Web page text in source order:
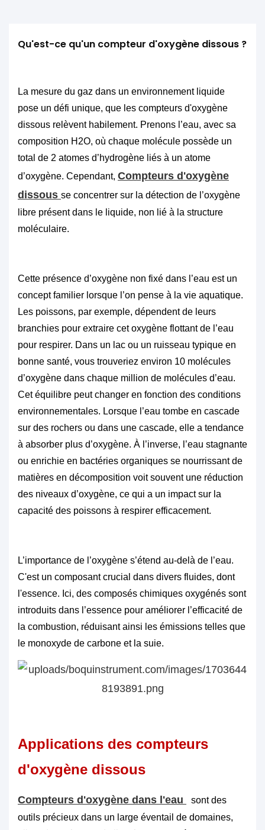
Qu'est-ce qu'un compteur d'oxygène dissous ?
La mesure du gaz dans un environnement liquide
pose un défi unique, que les compteurs d'oxygène
dissous relèvent habilement. Prenons l’eau, avec sa
composition H2O, où chaque molécule possède un
total de 2 atomes d’hydrogène liés à un atome
d’oxygène. Cependant, Compteurs d'oxygène
dissous se concentrer sur la détection de l’oxygène
libre présent dans le liquide, non lié à la structure
moléculaire.
Cette présence d’oxygène non fixé dans l’eau est un
concept familier lorsque l’on pense à la vie aquatique.
Les poissons, par exemple, dépendent de leurs
branchies pour extraire cet oxygène flottant de l’eau
pour respirer. Dans un lac ou un ruisseau typique en
bonne santé, vous trouveriez environ 10 molécules
d’oxygène dans chaque million de molécules d’eau.
Cet équilibre peut changer en fonction des conditions
environnementales. Lorsque l’eau tombe en cascade
sur des rochers ou dans une cascade, elle a tendance
à absorber plus d’oxygène. À l’inverse, l’eau stagnante
ou enrichie en bactéries organiques se nourrissant de
matières en décomposition voit souvent une réduction
des niveaux d’oxygène, ce qui a un impact sur la
capacité des poissons à respirer efficacement.
L’importance de l’oxygène s’étend au-delà de l’eau.
C'est un composant crucial dans divers fluides, dont
l'essence. Ici, des composés chimiques oxygénés sont
introduits dans l’essence pour améliorer l’efficacité de
la combustion, réduisant ainsi les émissions telles que
le monoxyde de carbone et la suie.
Applications des compteurs
d'oxygène dissous
Compteurs d'oxygène dans l'eau
sont des
outils précieux dans un large éventail de domaines,